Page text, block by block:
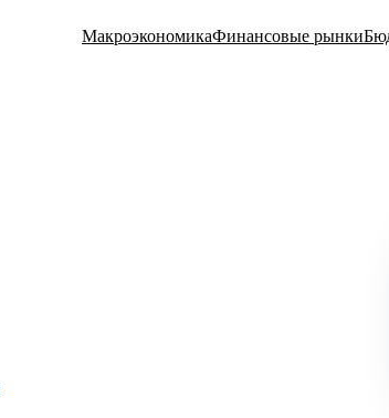
МакроэкономикаФинансовые рынки